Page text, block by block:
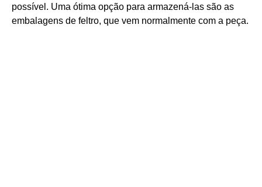
possível. Uma ótima opção para armazená-las são as
embalagens de feltro, que vem normalmente com a peça.